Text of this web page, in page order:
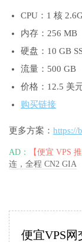
CPU：1 核
内存：256 MB
硬盘：10 GB
流量：500 GB
价格：12.5 美
购买链接
更多方案： https://
AD： 【便宜 VPS 推
连，全程 CN2 GIA
便宜VPS网